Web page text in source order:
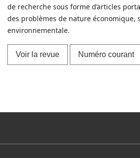
de recherche sous forme d’articles
des problèmes de nature économique,
environnementale.
Voir la revue Numéro courant